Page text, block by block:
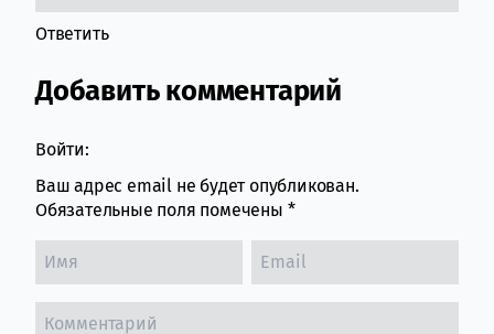
Ответить
Добавить комментарий
Войти:
Ваш адрес email не будет опубликован.
Обязательные поля помечены *